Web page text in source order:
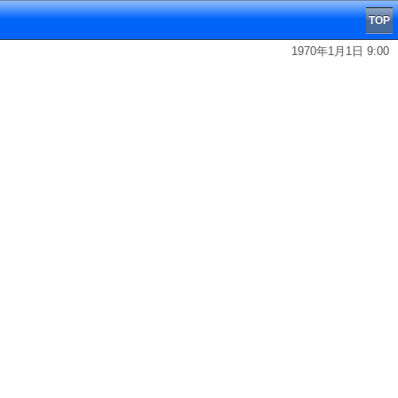
TOP
1970年1月1日 9:00